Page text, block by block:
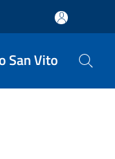
San Vito